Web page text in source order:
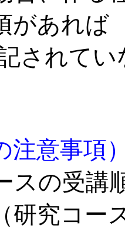
があれば
されてい
注意事項
スの受講
研究コー